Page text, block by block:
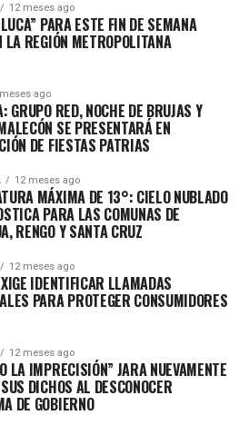
12 meses ago
PARA ESTE FIN DE SEMANA
LA REGIÓN METROPOLITANA
ago
GRUPO RED, NOCHE DE BRUJAS Y
SE PRESENTARÁ EN
DE FIESTAS PATRIAS
12 meses ago
MÁXIMA DE 13°: CIELO NUBLADO
PARA LAS COMUNAS DE
RENGO Y SANTA CRUZ
12 meses ago
IDENTIFICAR LLAMADAS
PARA PROTEGER CONSUMIDORES
12 meses ago
LA IMPRECISIÓN” JARA NUEVAMENTE
DICHOS AL DESCONOCER
DE GOBIERNO